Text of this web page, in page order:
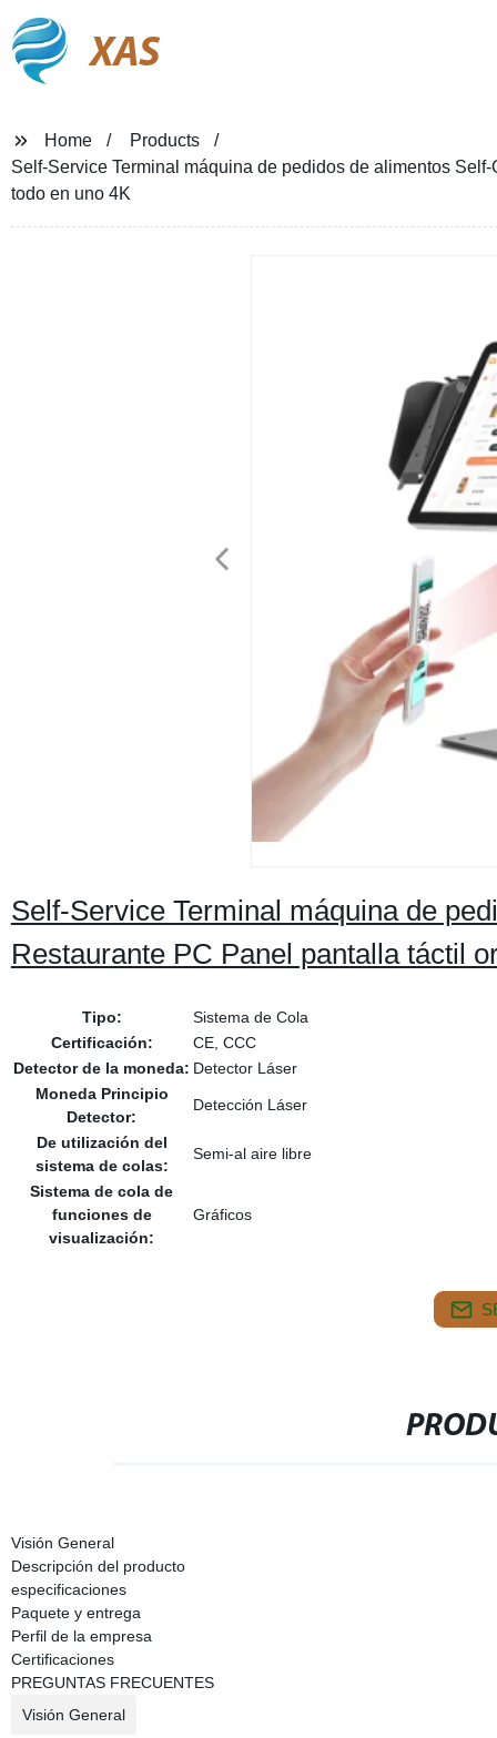
XAS
Home
Products
Self-Service Terminal máquina de pedidos de alimentos
todo en uno 4K
Self-Service Terminal máquina de
Restaurante PC Panel pantalla táctil
Tipo:
Sistema de Cola
Certificación:
CE, CCC
Detector de la moneda: Detector Láser
Moneda Principio
Detector:
Detección Láser
De utilización del
sistema de colas:
Semi-al aire libre
Sistema de cola de
funciones de
visualización:
Gráficos
Visión General
Descripción del producto
especificaciones
Paquete y entrega
Perfil de la empresa
Certificaciones
PREGUNTAS FRECUENTES
Visión General